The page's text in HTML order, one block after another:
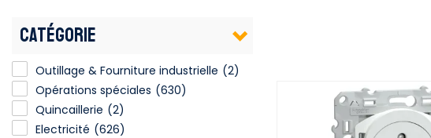
CATÉGORIE
Outillage & Fourniture industrielle (2)
Opérations spéciales (630)
Quincaillerie (2)
Electricité (626)